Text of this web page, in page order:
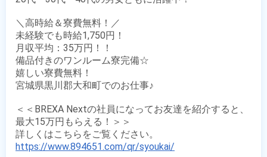
＼高時給＆寮費無料！／
未経験でも時給1,750円！
月収平均：35万円！！
備品付きのワンルーム寮完備☆
嬉しい寮費無料！
宮城県黒川郡大和町でのお仕事♪
＜＜BREXA Nextの社員になってお友達を紹介すると、
最大15万円もらえる！＞＞
https://www.894651.com/qr/syoukai/